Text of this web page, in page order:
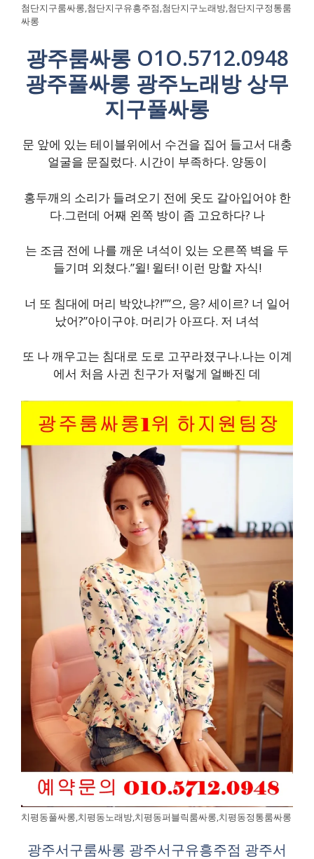
첨단지구룸싸롱,첨단지구유흥주점,첨단지구노래방,첨단지구정통룸
싸롱
광주룸싸롱 O1O.5712.0948
광주풀싸롱 광주노래방 상무
지구풀싸롱
문 앞에 있는 테이블위에서 수건을 집어 들고서 대충
얼굴을 문질렀다. 시간이 부족하다. 양동이
홍두깨의 소리가 들려오기 전에 옷도 갈아입어야 한
다.그런데 어째 왼쪽 방이 좀 고요하다? 나
는 조금 전에 나를 깨운 녀석이 있는 오른쪽 벽을 두
들기며 외쳤다.”윌! 윌터! 이런 망할 자식!
너 또 침대에 머리 박았냐?!””으, 응? 세이르? 너 일어
났어?”아이구야. 머리가 아프다. 저 녀석
또 나 깨우고는 침대로 도로 고꾸라졌구나.나는 이계
에서 처음 사귄 친구가 저렇게 얼빠진 데
치평동풀싸롱,치평동노래방,치평동퍼블릭룸싸롱,치평동정통룸싸롱
광주서구룸싸롱 광주서구유흥주점 광주서